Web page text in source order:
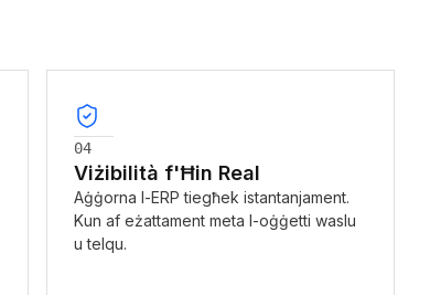
04
Viżibilità f'Ħin Real
Aġġorna l-ERP tiegħek istantanjament.
Kun af eżattament meta l-oġġetti waslu
u telqu.